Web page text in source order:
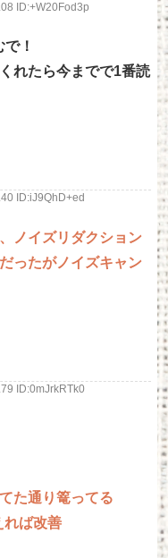
ID:+W20Fod3p
！
れたら今までで1番読
ID:iJ9QhD+ed
ノイズリダクション
ったがノイズキャン
ID:0mJrkRTk0
た通り篭ってる
ば改善